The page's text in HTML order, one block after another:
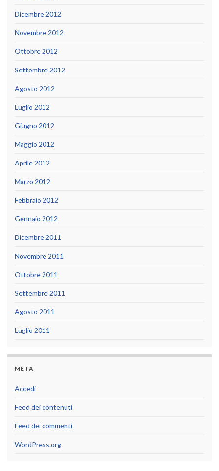
Dicembre 2012
Novembre 2012
Ottobre 2012
Settembre 2012
Agosto 2012
Luglio 2012
Giugno 2012
Maggio 2012
Aprile 2012
Marzo 2012
Febbraio 2012
Gennaio 2012
Dicembre 2011
Novembre 2011
Ottobre 2011
Settembre 2011
Agosto 2011
Luglio 2011
META
Accedi
Feed dei contenuti
Feed dei commenti
WordPress.org